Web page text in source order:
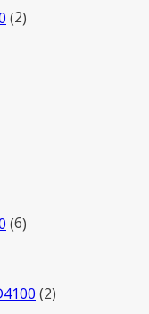
2
6товаров
22